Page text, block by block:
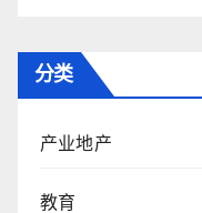
分类
产业地产
教育